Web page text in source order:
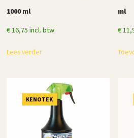
1000 ml
€16,75 incl. btw
Lees verder
ml
€
KENOTEK